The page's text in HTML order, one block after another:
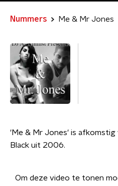
Nummers Me & Mr Jones
'Me & Mr Jones' is afkomstig
Black uit 2006.
Om deze video te tonen